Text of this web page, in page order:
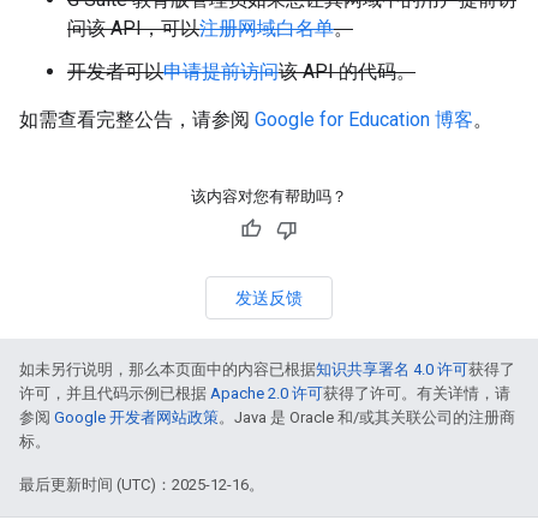
问该 API，可以注册网域白名单。
开发者可以申请提前访问该 API 的代码。
如需查看完整公告，请参阅 Google for Education 博客。
该内容对您有帮助吗？
发送反馈
如未另行说明，那么本页面中的内容已根据知识共享署名 4.0 许可获得了
许可，并且代码示例已根据 Apache 2.0 许可获得了许可。有关详情，请
参阅 Google 开发者网站政策。Java 是 Oracle 和/或其关联公司的注册商
标。
最后更新时间 (UTC)：2025-12-16。